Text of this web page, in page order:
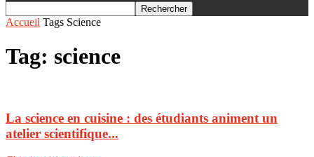
Accueil Tags Science
Tag: science
La science en cuisine : des étudiants animent un
atelier scientifique...